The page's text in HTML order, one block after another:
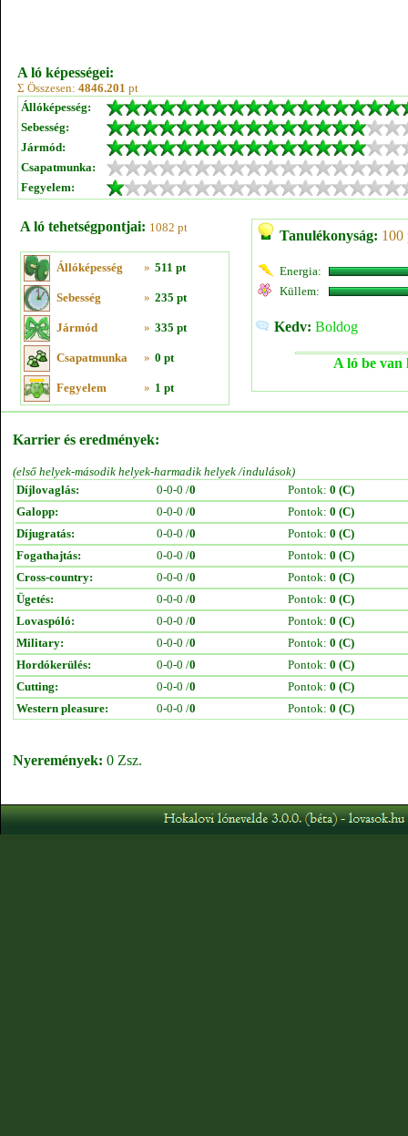
A ló képességei:
Σ Összesen: 4846.201 pt
Állóképesség:
Sebesség:
Jármód:
Csapatmunka:
Fegyelem:
A ló tehetségpontjai: 1082 pt
Állóképesség » 511 pt
Sebesség » 235 pt
Jármód » 335 pt
Csapatmunka » 0 pt
Fegyelem » 1 pt
Tanulékonyság: 100
Energia:
Küllem:
Kedv: Boldog
A ló be van
Karrier és eredmények:
(első helyek-második helyek-harmadik helyek /indulások)
Díjlovaglás:
0-0-0 /0 Pontok: 0 (C)
Galopp:
0-0-0 /0 Pontok: 0 (C)
Díjugratás:
0-0-0 /0 Pontok: 0 (C)
Fogathajtás:
0-0-0 /0 Pontok: 0 (C)
Cross-country:
0-0-0 /0 Pontok: 0 (C)
Ügetés:
0-0-0 /0 Pontok: 0 (C)
Lovaspóló:
0-0-0 /0 Pontok: 0 (C)
Military:
0-0-0 /0 Pontok: 0 (C)
Hordókerülés:
0-0-0 /0 Pontok: 0 (C)
Cutting:
0-0-0 /0 Pontok: 0 (C)
Western pleasure:
0-0-0 /0 Pontok: 0 (C)
Nyeremények: 0 Zsz.